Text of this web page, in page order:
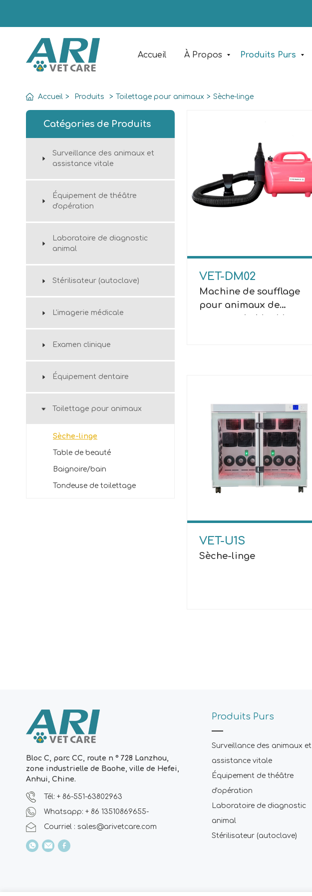
Accueil À Propos Produits Purs
Accueil > Produits > Toilettage pour animaux > Sèche-linge
Catégories de Produits
Surveillance des animaux et
assistance vitale
Équipement de théâtre
d'opération
Laboratoire de diagnostic
animal
Stérilisateur (autoclave)
L'imagerie médicale
Examen clinique
Équipement dentaire
Toilettage pour animaux
Sèche-linge
Table de beauté
Baignoire/bain
Tondeuse de toilettage
VET-DM02
Machine de soufflage
pour animaux de
compagnie (doubles
VET-U1S
Sèche-linge
Bloc C, parc CC, route n ° 728 Lanzhou,
zone industrielle de Baohe, ville de Hefei,
Anhui, Chine.
Tél: + 86-551-63802963
Whatsapp: + 86 13510869655-
Courriel : sales@arivetcare.com
Produits Purs
Surveillance des animaux et
assistance vitale
Équipement de théâtre
d'opération
Laboratoire de diagnostic
animal
Stérilisateur (autoclave)